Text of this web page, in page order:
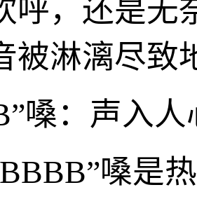
呼，还是无
被淋漓尽致
嗓：声入
嗓是